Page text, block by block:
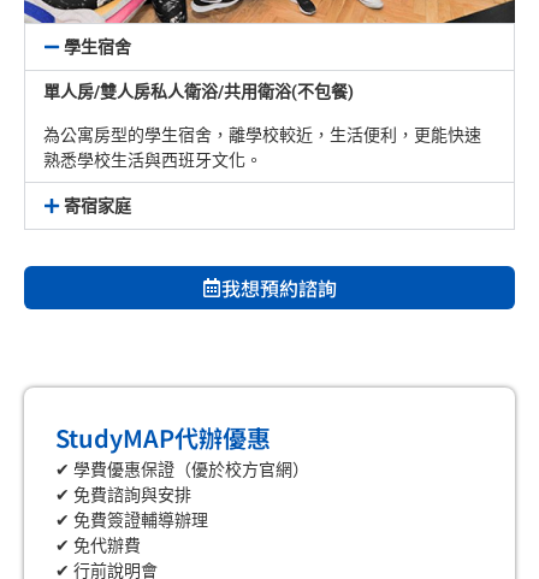
學生宿舍
單人房/雙人房私人衛浴/共用衛浴(不包餐)
為公寓房型的學生宿舍，離學校較近，生活便利，更能快速
熟悉學校生活與西班牙文化。
寄宿家庭
我想預約諮詢
StudyMAP代辦優惠
✔ 學費優惠保證（優於校方官網）
✔ 免費諮詢與安排
✔ 免費簽證輔導辦理
✔ 免代辦費
✔ 行前說明會